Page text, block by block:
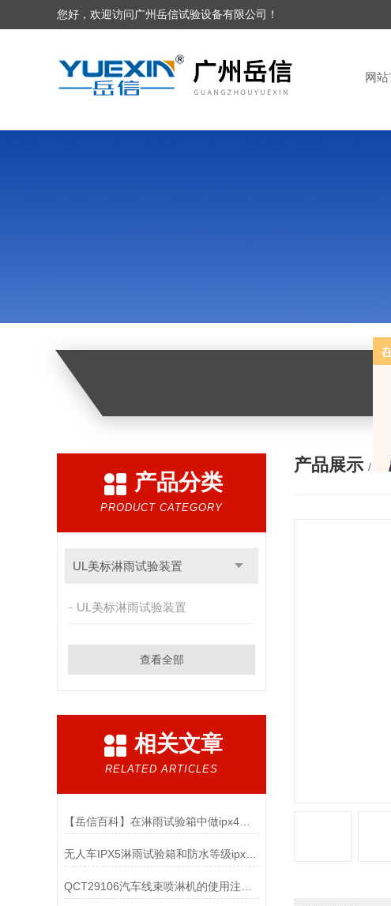
您好，欢迎访问广州岳信试验设备有限公司！
网
产品分类
PRODUCT CATEGORY
UL美标淋雨试验装置
UL美标淋雨试验装置
查看全部
相关文章
RELATED ARTICLES
【岳信百科】在淋雨试验箱中做ipx4防水测试时要注意哪些？
无人车IPX5淋雨试验箱和防水等级ipx4的区别
产品展示 /